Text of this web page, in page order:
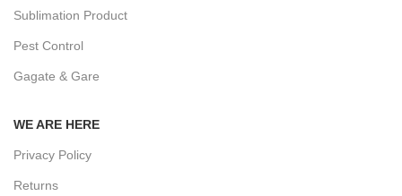
Sublimation Product
Pest Control
Gagate & Gare
WE ARE HERE
Privacy Policy
Returns